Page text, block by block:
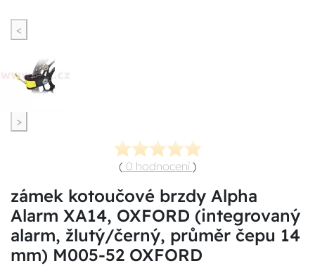
<
>
( 0 hodnocení )
zámek kotoučové brzdy Alpha
Alarm XA14, OXFORD (integrovaný
alarm, žlutý/černý, průměr čepu 14
mm) M005-52 OXFORD